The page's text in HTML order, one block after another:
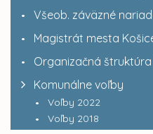
Všeob. záväzné
Magistrát mesta
Organizačná štruktúra
Komunálne voľby
Voľby 2022
Voľby 2018